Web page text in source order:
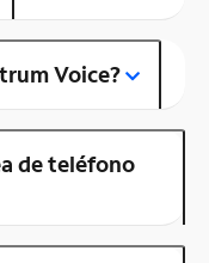
Voice?
de teléfono